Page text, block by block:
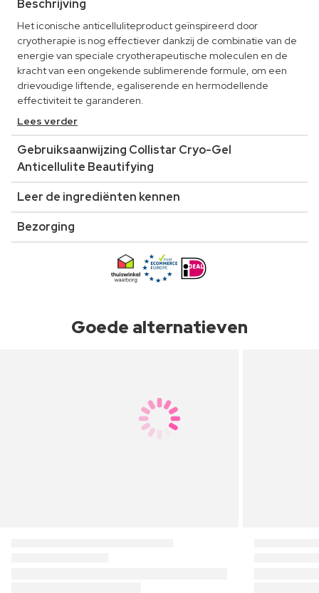
Beschrijving
Het iconische anticelluliteproduct geïnspireerd door
cryotherapie is nog effectiever dankzij de combinatie van de
energie van speciale cryotherapeutische moleculen en de
kracht van een ongekende sublimerende formule, om een
drievoudige liftende, egaliserende en hermodellende
effectiviteit te garanderen.
Lees verder
Gebruiksaanwijzing Collistar Cryo-Gel
Anticellulite Beautifying
Leer de ingrediënten kennen
Bezorging
Goede alternatieven